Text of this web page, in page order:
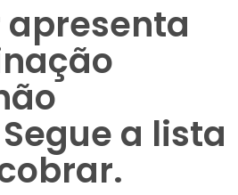
apresenta
a lista